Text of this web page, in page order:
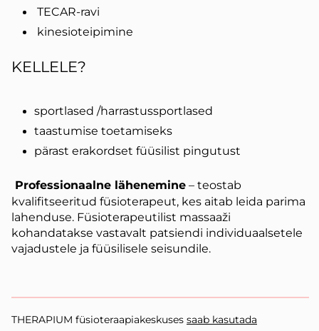
TECAR-ravi
kinesioteipimine
KELLELE?
sportlased /harrastussportlased
taastumise toetamiseks
pärast erakordset füüsilist pingutust
Professionaalne lähenemine – teostab
kvalifitseeritud füsioterapeut, kes aitab leida parima
lahenduse. Füsioterapeutilist massaaži
kohandatakse vastavalt patsiendi individuaalsetele
vajadustele ja füüsilisele seisundile.
THERAPIUM füsioteraapiakeskuses saab kasutada